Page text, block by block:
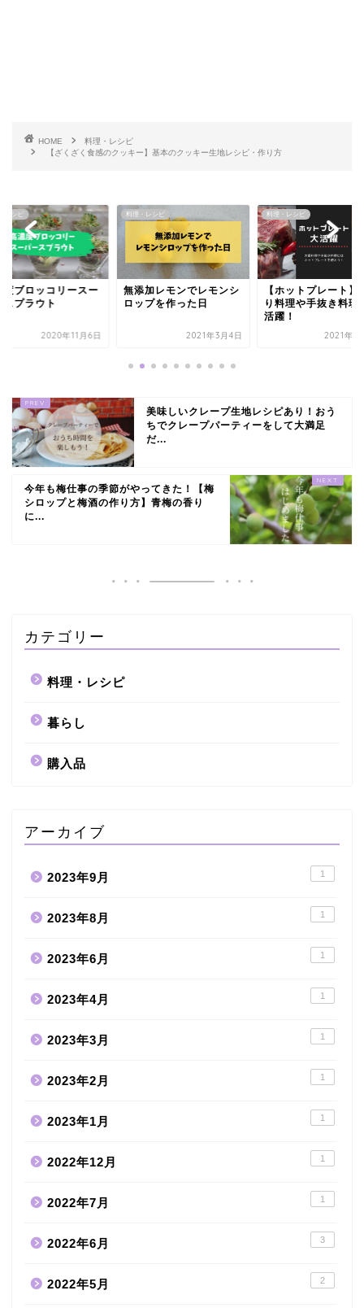
HOME
料理・レシピ
【ざくざく食感のクッキー】基本のクッキー生地レシピ・作り方
レシピ
加レモンでレモンシ
プを作った日
2021年3月4日
料理・レシピ
【ホットプレート】大盛
り料理や手抜き料理に大
2021年1月11日
料理・レシピ
【いなり寿司】レシ
作り方
2021年6
美味しいクレープ生地レシピあり！おう
ちでクレープパーティーをして大満足
だ...
今年も梅仕事の季節がやってきた！【梅
シロップと梅酒の作り方】青梅の香り
に...
カテゴリー
料理・レシピ
暮らし
購入品
アーカイブ
2023年9月 1
2023年8月 1
2023年6月 1
2023年4月 1
2023年3月 1
2023年2月 1
2023年1月 1
2022年12月 1
2022年7月 1
2022年6月 3
2022年5月 2